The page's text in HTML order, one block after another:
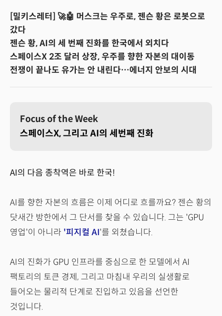
[밀키스레터] 🚀🤖 머스크는 우주로, 젠슨 황은 로봇으로
갔다
젠슨 황, AI의 세 번째 진화를 한국에서 외치다
스페이스X 2조 달러 상장, 우주를 향한 자본의 대이동
전쟁이 끝나도 유가는 안 내린다…에너지 안보의 시대
Focus of the Week
스페이스X, 그리고 AI의 세번째 진화
AI의 다음 종착역은 바로 한국!
AI를 향한 자본의 흐름은 이제 어디로 흐를까요? 젠슨 황의
닷새간 방한에서 그 단서를 찾을 수 있습니다. 그는 'GPU
영업'이 아니라 '피지컬 AI'를 외쳤습니다.
AI의 진화가 GPU 인프라를 중심으로 한 모델에서 AI
팩토리의 토큰 경제, 그리고 마침내 우리의 실생활로
들어오는 물리적 단계로 진입하고 있음을 선언한
것입니다.